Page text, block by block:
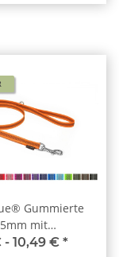
Gummierte
mit
Standard
- 10,49 € *